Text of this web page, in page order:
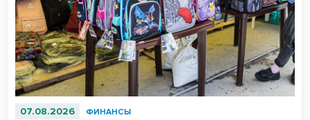
07.08.2026 ФИНАНСЫ